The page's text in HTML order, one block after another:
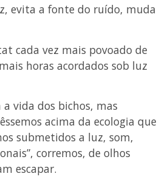
evita a fonte do ruído, muda
cada vez mais povoado de
horas acordados sob luz
vida dos bichos, mas
acima da ecologia que
submetidos a luz, som,
corremos, de olhos
escapar.